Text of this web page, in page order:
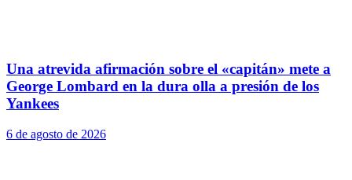
Una atrevida afirmación sobre el «capitán» mete a
George Lombard en la dura olla a presión de los
Yankees
6 de agosto de 2026